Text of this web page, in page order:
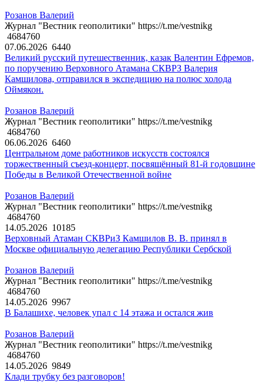
Розанов Валерий
Журнал "Вестник геополитики" https://t.me/vestnikg
4684760
07.06.2026 6440
Великий русский путешественник, казак Валентин Ефремов,
по поручению Верховного Атамана СКВРЗ Валерия
Камшилова, отправился в экспедицию на полюс холода
Оймякон.
Розанов Валерий
Журнал "Вестник геополитики" https://t.me/vestnikg
4684760
06.06.2026 6460
Центральном доме работников искусств состоялся
торжественный съезд-концерт, посвящённый 81-й годовщине
Победы в Великой Отечественной войне
Розанов Валерий
Журнал "Вестник геополитики" https://t.me/vestnikg
4684760
14.05.2026 10185
Верховный Атаман СКВРиЗ Камшилов В. В. принял в
Москве официальную делегацию Республики Сербской
Розанов Валерий
Журнал "Вестник геополитики" https://t.me/vestnikg
4684760
14.05.2026 9967
В Балашихе, человек упал с 14 этажа и остался жив
Розанов Валерий
Журнал "Вестник геополитики" https://t.me/vestnikg
4684760
14.05.2026 9849
Клади трубку без разговоров!